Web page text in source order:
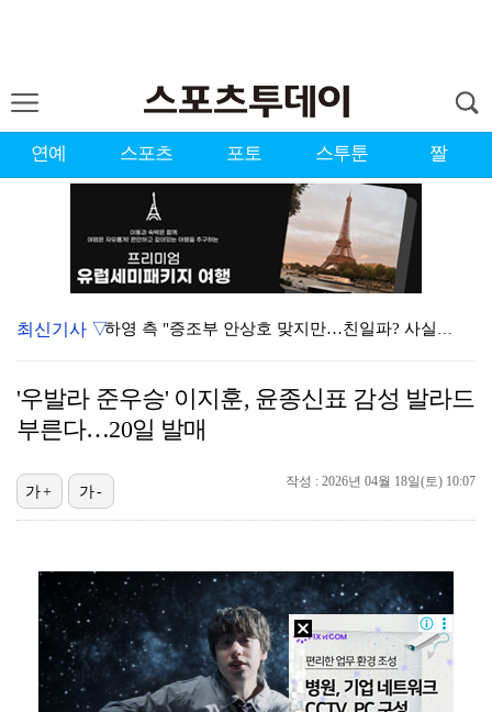
연예 스포츠 포토 스투툰 짤
하영 측 "증조부 안상호 맞지만…친일파? 사실무근" […
"블랙핑크 데뷔 10주년 행사로 국중박 입장 통제"…문…
'선업튀' 서혜원, 결혼 4개월 만에 임신 경사 "행복…
고영욱, 도 넘은 저격 논란…이번엔 박하선에 "감당 안…
권영찬, 김수현 관련 허위사실 유포 혐의로 검찰行
'친일 의혹' 하영 증조부 안상호, 고종 독살 의혹까지…
최신기사 ▽
'우발라 준우승' 이지훈, 윤종신표 감성 발라드
부른다…20일 발매
작성 : 2026년 04월 18일(토) 10:07
가+ 가-